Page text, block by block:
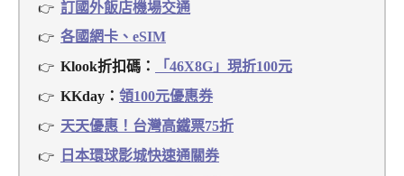
訂國外飯店機場交通
各國網卡、eSIM
Klook折扣碼：
「46X8G」現折100元
KKday： 領100元優惠券
天天優惠！台灣高鐵票75折
日本環球影城快速通關券